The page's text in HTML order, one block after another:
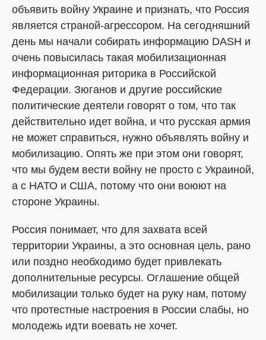
объявить войну Украине и признать, что Россия
является страной-агрессором. На сегодняшний
день мы начали собирать информацию DASH и
очень повысилась такая мобилизационная
информационная риторика в Российской
Федерации. Зюганов и другие российские
политические деятели говорят о том, что так
действительно идет война, и что русская армия
не может справиться, нужно объявлять войну и
мобилизацию. Опять же при этом они говорят,
что мы будем вести войну не просто с Украиной,
а с НАТО и США, потому что они воюют на
стороне Украины.
Россия понимает, что для захвата всей
территории Украины, а это основная цель, рано
или поздно необходимо будет привлекать
дополнительные ресурсы. Оглашение общей
мобилизации только будет на руку нам, потому
что протестные настроения в России слабы, но
молодежь идти воевать не хочет.